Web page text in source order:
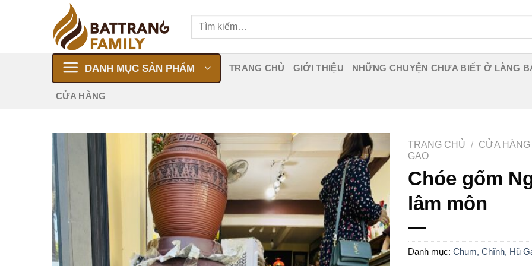
Tìm
DANH MỤC SẢN PHẨM TRANG CHỦ GIỚI THIỆU NHỮNG CHUYỆN CHƯA BIẾT Ở LÀNG
CỬA HÀNG
TRANG CHỦ / CỬA HÀNG
GẠO
Chóe gốm
lâm môn
Danh mục: Chum, Chĩnh, Hũ